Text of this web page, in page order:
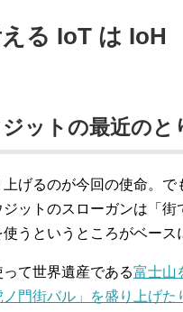
る IoT は IoH
ットの最近のと
げるのが今回の使命。
ットのスローガンは「
うというところがベース
て世界遺産である富士山
ノ門街バル」を盛り上げた